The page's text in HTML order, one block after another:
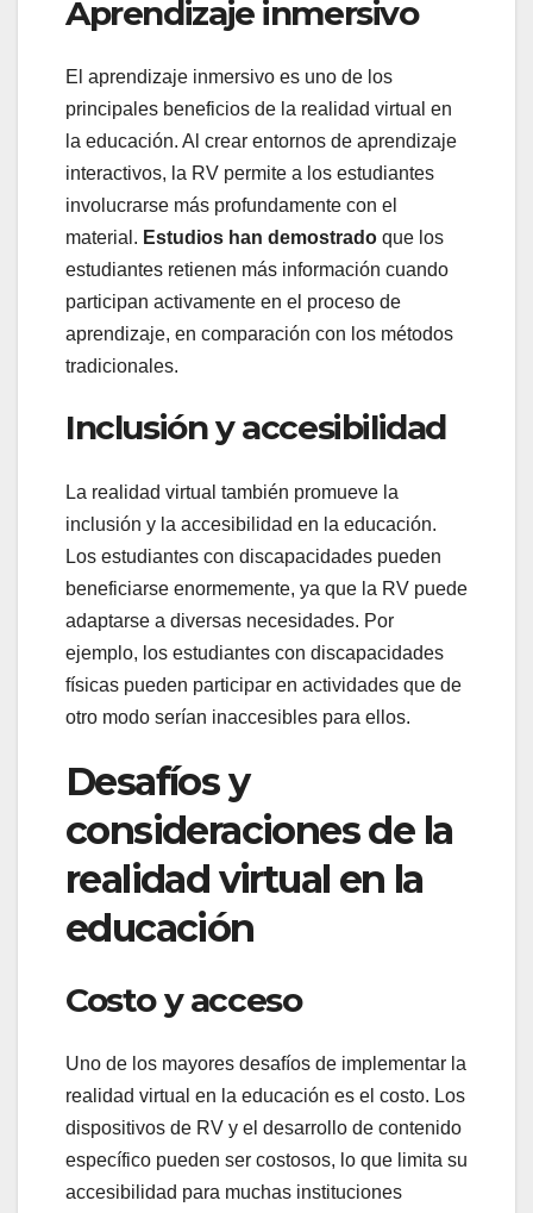
Aprendizaje inmersivo
El aprendizaje inmersivo es uno de los
principales beneficios de la realidad virtual en
la educación. Al crear entornos de aprendizaje
interactivos, la RV permite a los estudiantes
involucrarse más profundamente con el
material. Estudios han demostrado que los
estudiantes retienen más información cuando
participan activamente en el proceso de
aprendizaje, en comparación con los métodos
tradicionales.
Inclusión y accesibilidad
La realidad virtual también promueve la
inclusión y la accesibilidad en la educación.
Los estudiantes con discapacidades pueden
beneficiarse enormemente, ya que la RV puede
adaptarse a diversas necesidades. Por
ejemplo, los estudiantes con discapacidades
físicas pueden participar en actividades que de
otro modo serían inaccesibles para ellos.
Desafíos y
consideraciones de la
realidad virtual en la
educación
Costo y acceso
Uno de los mayores desafíos de implementar la
realidad virtual en la educación es el costo. Los
dispositivos de RV y el desarrollo de contenido
específico pueden ser costosos, lo que limita su
accesibilidad para muchas instituciones